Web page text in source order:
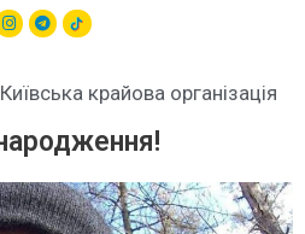
Київська крайова організація